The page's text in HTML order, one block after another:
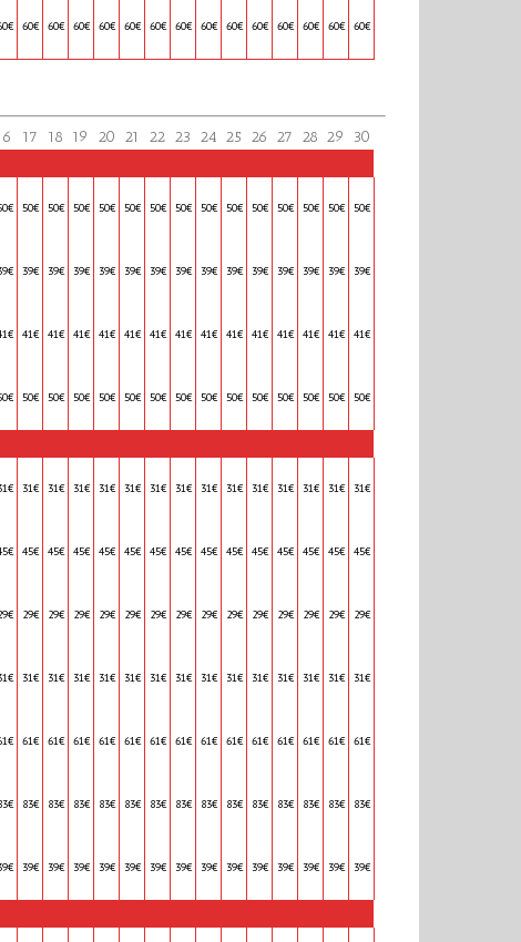
60€ 60€ 60€ 60€ 60€ 60€ 60€ 60€ 60€ 60€ 60€ 60€ 60€ 60€
17 18 19 20 21 22 23 24 25 26 27 28 29 30
50€ 50€ 50€ 50€ 50€ 50€ 50€ 50€ 50€ 50€ 50€ 50€ 50€ 50€
39€ 39€ 39€ 39€ 39€ 39€ 39€ 39€ 39€ 39€ 39€ 39€ 39€ 39€
41€ 41€ 41€ 41€ 41€ 41€ 41€ 41€ 41€ 41€ 41€ 41€ 41€ 41€
50€ 50€ 50€ 50€ 50€ 50€ 50€ 50€ 50€ 50€ 50€ 50€ 50€ 50€
31€ 31€ 31€ 31€ 31€ 31€ 31€ 31€ 31€ 31€ 31€ 31€ 31€ 31€
45€ 45€ 45€ 45€ 45€ 45€ 45€ 45€ 45€ 45€ 45€ 45€ 45€ 45€
29€ 29€ 29€ 29€ 29€ 29€ 29€ 29€ 29€ 29€ 29€ 29€ 29€ 29€
31€ 31€ 31€ 31€ 31€ 31€ 31€ 31€ 31€ 31€ 31€ 31€ 31€ 31€
61€ 61€ 61€ 61€ 61€ 61€ 61€ 61€ 61€ 61€ 61€ 61€ 61€ 61€
83€ 83€ 83€ 83€ 83€ 83€ 83€ 83€ 83€ 83€ 83€ 83€ 83€ 83€
39€ 39€ 39€ 39€ 39€ 39€ 39€ 39€ 39€ 39€ 39€ 39€ 39€ 39€